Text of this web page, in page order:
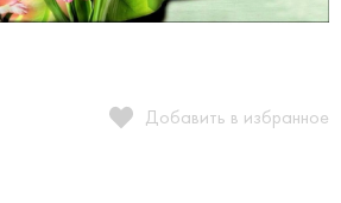
Добавить в избранное